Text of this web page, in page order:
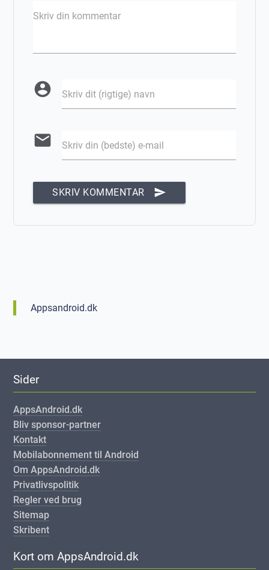
Skriv din kommentar
account_circle Skriv dit (rigtige) navn
email Skriv din (bedste) e-mail
SKRIV KOMMENTAR send
Appsandroid.dk
Sider
AppsAndroid.dk
Bliv sponsor-partner
Kontakt
Mobilabonnement til Android
Om AppsAndroid.dk
Privatlivspolitik
Regler ved brug
Sitemap
Skribent
Kort om AppsAndroid.dk